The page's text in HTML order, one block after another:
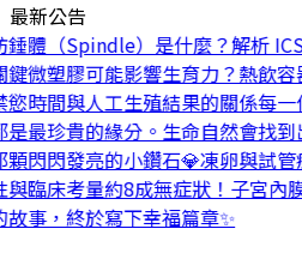
最新公告
體（Spindle）是什麼？解析
微塑膠可能影響生育力？熱飲容
時間與人工生殖結果的關係每一
最珍貴的緣分。 生命自然會找到
閃閃發亮的小鑽石💎凍卵與試管
臨床考量約8成無症狀！子宮內膜
事，終於寫下幸福篇章✨